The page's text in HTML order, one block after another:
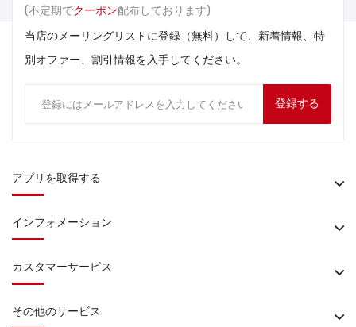
(不定期でクーポン配布しております)
当店のメーリングリストに登録（無料）して、新着情報、特
別オファー、割引情報を入手してください。
登録する
アプリを取得する
インフォメーション
カスタマーサービス
その他のサービス